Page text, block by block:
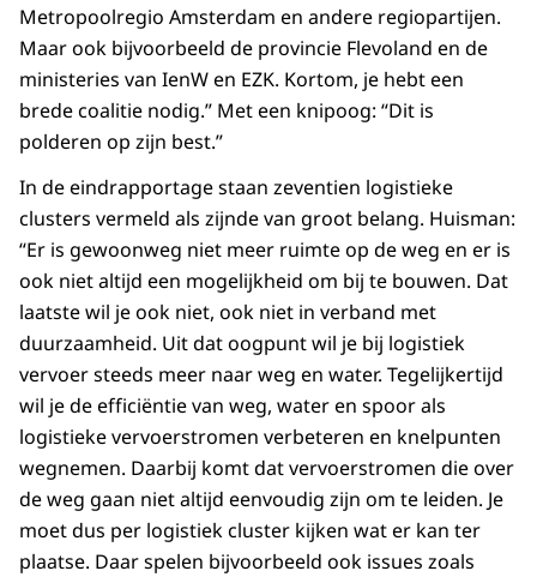
Metropoolregio Amsterdam en andere regiopartijen.
Maar ook bijvoorbeeld de provincie Flevoland en de
ministeries van IenW en EZK. Kortom, je hebt een
brede coalitie nodig.” Met een knipoog: “Dit is
polderen op zijn best.”
In de eindrapportage staan zeventien logistieke
clusters vermeld als zijnde van groot belang. Huisman:
“Er is gewoonweg niet meer ruimte op de weg en er is
ook niet altijd een mogelijkheid om bij te bouwen. Dat
laatste wil je ook niet, ook niet in verband met
duurzaamheid. Uit dat oogpunt wil je bij logistiek
vervoer steeds meer naar weg en water. Tegelijkertijd
wil je de efficiëntie van weg, water en spoor als
logistieke vervoerstromen verbeteren en knelpunten
wegnemen. Daarbij komt dat vervoerstromen die over
de weg gaan niet altijd eenvoudig zijn om te leiden. Je
moet dus per logistiek cluster kijken wat er kan ter
plaatse. Daar spelen bijvoorbeeld ook issues zoals